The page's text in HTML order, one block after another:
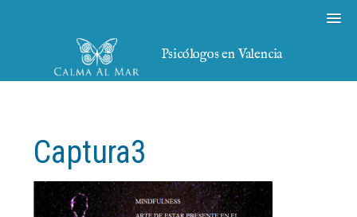
Psicólogos en Valencia
Captura3